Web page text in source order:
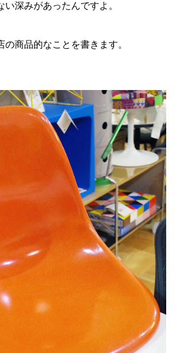
深みがあったんですよ。
の商品的なことを書きます。